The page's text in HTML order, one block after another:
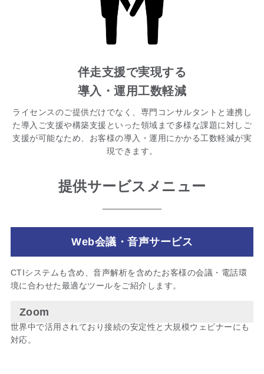
伴走支援で実現する
導入・運用工数軽減
ライセンスのご提供だけでなく、専門コンサルタントと連携し
た導入ご支援や構築支援といった領域まで多様な課題に対しご
支援が可能なため、お客様の導入・運用にかかる工数軽減が実
現できます。
提供サービスメニュー
Web会議・音声サービス
CTIシステムも含め、音声解析を含めたお客様の会議・電話環
境に合わせた最適なツールをご紹介します。
Zoom
世界中で活用されており接続の安定性と大規模ウェビナーにも
対応。